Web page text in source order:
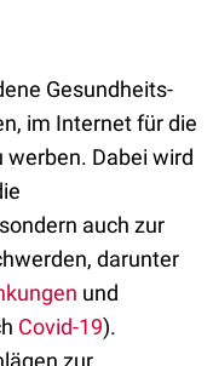
Gesundheits-
im Internet für die
werben. Dabei wird
auch zur
darunter
und
Covid-19).
zur